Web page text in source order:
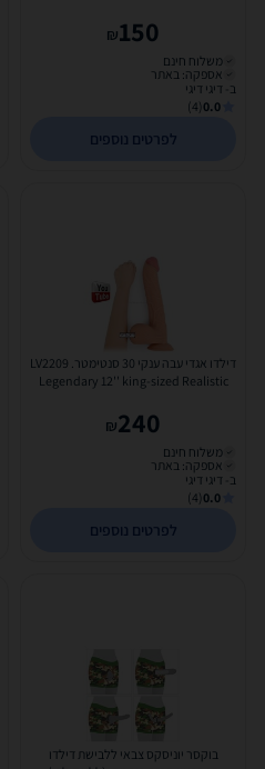
150
₪
משלוח חינם
אספקה: באתר
ב- דיגי דיגי
0.0
(4)
לפרטים נוספים
דילדו אגדי עבה ענקי 30 סנטימטר. LV2209
Legendary 12'' king-sized Realistic
240
₪
משלוח חינם
אספקה: באתר
ב- דיגי דיגי
0.0
(4)
לפרטים נוספים
בוקסר יוניסקס צבאי ללבישת דילדו